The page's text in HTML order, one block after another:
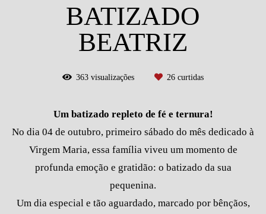
BATIZADO
BEATRIZ
363 visualizações 26 curtidas
Um batizado repleto de fé e ternura!
No dia 04 de outubro, primeiro sábado do mês dedicado à
Virgem Maria, essa família viveu um momento de
profunda emoção e gratidão: o batizado da sua
pequenina.
Um dia especial e tão aguardado, marcado por bênçãos,